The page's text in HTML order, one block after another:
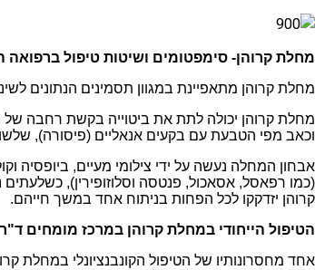
מחלת קרוהן- סימפטומים ושיטות טיפול ברפואה
מחלת קרוהן מתאפיינת במגוון תסמינים הנתונים
מחלת קרוהן יכולה לתת את ביטוייה בקשת רחבה של
וכאב מפי הטבעת עם בקעים אנאליים (פיסורה),
אבחון המחלה נעשה על ידי צילומי מעיים, ביופסיה
(כמו רפאסל, אסאכול, פנטסה וסלוזופירין),
קרוהן יזדקקו לכל הפחות בניתוח אחד במשך חייהם.
הטיפול הייחודי במחלת קרוהן במרכז מומחים
אחד מחסרונותיו של הטיפול הקונבנציונלי במחלת